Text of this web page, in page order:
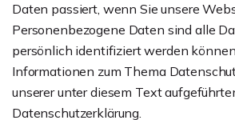
Daten passiert, wenn Sie unsere
Personenbezogene Daten sind alle
persönlich identifiziert werden
Informationen zum Thema
unserer unter diesem Text
Datenschutzerklärung.